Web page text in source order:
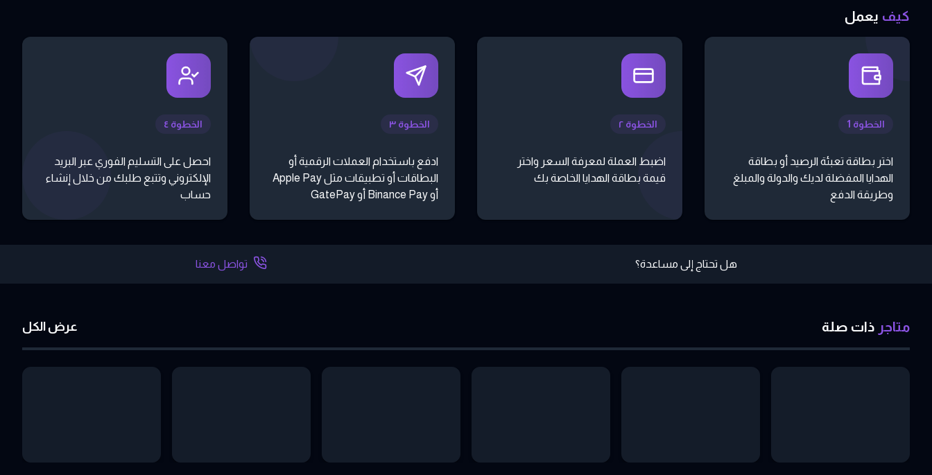
كيف يعمل
الخطوة 1
اختر بطاقة تعبئة الرصيد أو بطاقة
الهدايا المفضلة لديك والدولة والمبلغ
وطريقة الدفع
الخطوة ٢
اضبط العملة لمعرفة السعر واختر
قيمة بطاقة الهدايا الخاصة بك
الخطوة ٣
ادفع باستخدام العملات الرقمية أو
البطاقات أو تطبيقات مثل Apple Pay
أو Binance Pay أو GatePay
الخطوة ٤
احصل على التسليم الفوري عبر البريد
الإلكتروني وتتبع طلبك من خلال إنشاء
حساب
هل تحتاج إلى مساعدة؟ تواصل معنا
متاجر ذات صلة عرض الكل